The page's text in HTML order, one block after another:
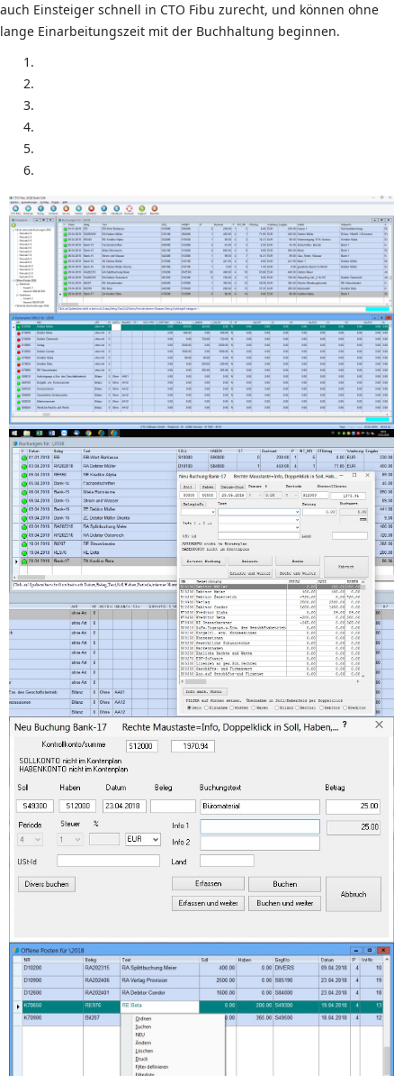
auch Einsteiger schnell in CTO Fibu zurecht, und können ohne
lange Einarbeitungszeit mit der Buchhaltung beginnen.